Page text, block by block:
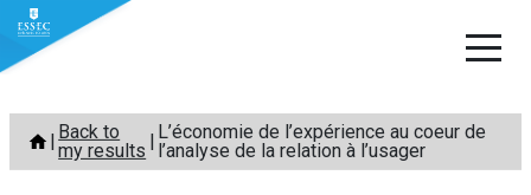
Skip
content
Back to
my results
L’économie de l’expérience au coeur de
l’analyse de la relation à l’usager